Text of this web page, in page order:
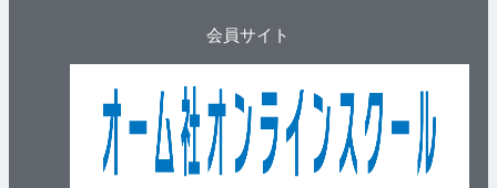
会員サイト